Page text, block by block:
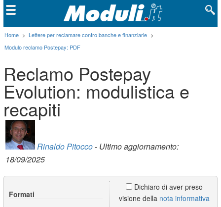
Home > Lettere per reclamare contro banche e finanziarie >
Modulo reclamo Postepay: PDF
Reclamo Postepay
Evolution: modulistica e
recapiti
Rinaldo Pitocco- Ultimo aggiornamento:
18/09/2025
Formati
Dichiaro di aver preso
visione della nota informativa